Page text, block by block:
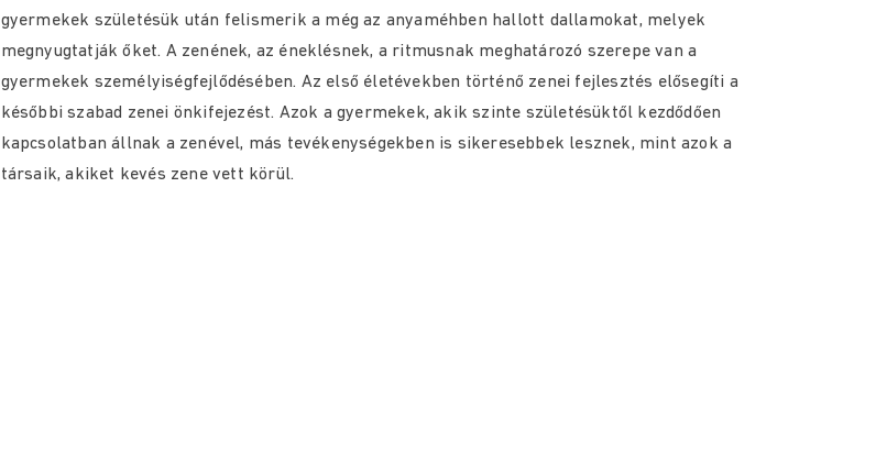
gyermekek születésük után felismerik a még az anyaméhben hallott dallamokat, melyek
megnyugtatják őket. A zenének, az éneklésnek, a ritmusnak meghatározó szerepe van a
gyermekek személyiségfejlődésében. Az első életévekben történő zenei fejlesztés elősegíti a
későbbi szabad zenei önkifejezést. Azok a gyermekek, akik szinte születésüktől kezdődően
kapcsolatban állnak a zenével, más tevékenységekben is sikeresebbek lesznek, mint azok a
társaik, akiket kevés zene vett körül.